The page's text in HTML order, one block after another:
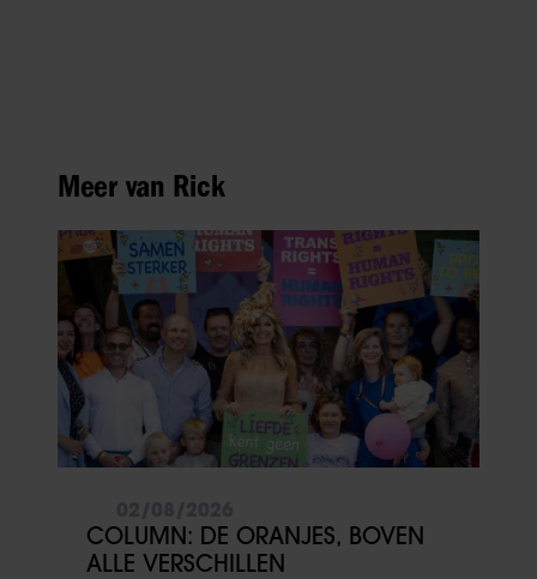
Meer van Rick
COLUMN: DE ORANJES, BOVEN
ALLE VERSCHILLEN